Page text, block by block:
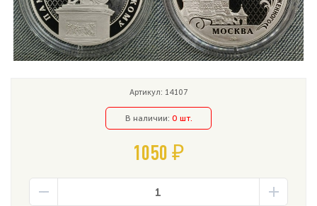
Артикул: 14107
В наличии: 0 шт.
1050 ₽